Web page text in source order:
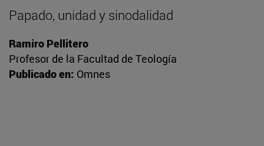
Papado, unidad y sinodalidad
Ramiro Pellitero
Profesor de la Facultad de Teología
Publicado en: Omnes